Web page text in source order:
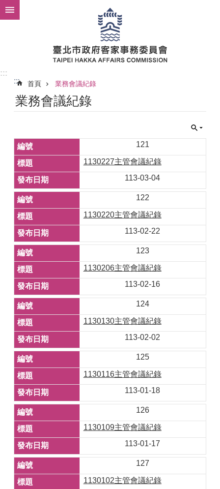
跳到主要內容區塊
:::
:::
首頁 業務會議紀錄
業務會議紀錄
121
1130227主管會議紀錄
113-03-04
122
1130220主管會議紀錄
113-02-22
123
1130206主管會議紀錄
113-02-16
124
1130130主管會議紀錄
113-02-02
125
1130116主管會議紀錄
113-01-18
126
1130109主管會議紀錄
113-01-17
127
1130102主管會議紀錄